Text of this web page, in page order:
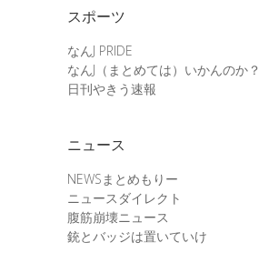
スポーツ
なんJ PRIDE
なんJ（まとめては）いかんのか？
日刊やきう速報
ニュース
NEWSまとめもりー
ニュースダイレクト
腹筋崩壊ニュース
銃とバッジは置いていけ